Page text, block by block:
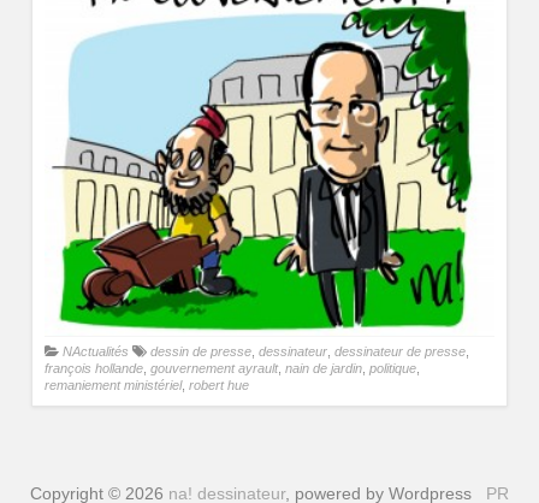
NActualités dessin de presse dessinateur dessinateur de presse
françois hollande gouvernement ayrault, nain de jardin politique
remaniement ministériel, robert hue
Copyright © 2026 na! dessinateur, powered by Wordpress PR